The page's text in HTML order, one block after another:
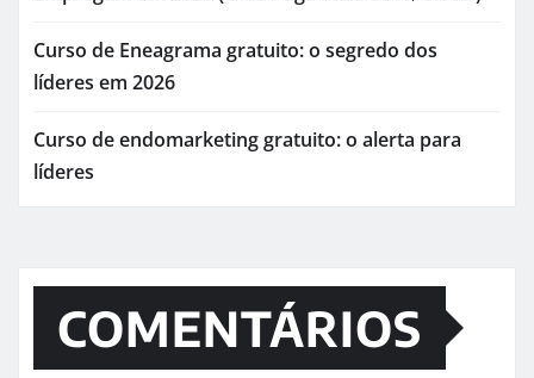
Curso de Eneagrama gratuito: o segredo dos
líderes em 2026
Curso de endomarketing gratuito: o alerta para
líderes
COMENTÁRIOS